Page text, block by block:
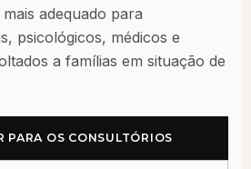
adequado para
psicológicos, médicos e
a famílias em situação de
PARA OS CONSULTÓRIOS